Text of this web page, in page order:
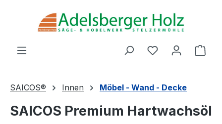
Zum Hauptinhalt springen
Du hast 0
SAICOS® Innen Möbel - Wand - Decke
SAICOS Premium Hartwachsöl